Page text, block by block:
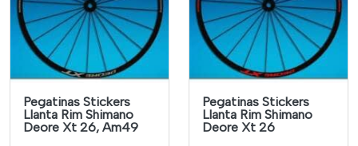
Pegatinas Stickers
Llanta Rim Shimano
Deore Xt 26, Am49
Pegatinas Stickers
Llanta Rim Shimano
Deore Xt 26